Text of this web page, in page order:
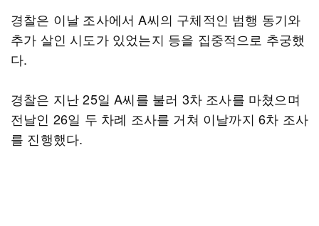
경찰은 이날 조사에서 A씨의 구체적인 범행 동기와
추가 살인 시도가 있었는지 등을 집중적으로 추궁했
다.
경찰은 지난 25일 A씨를 불러 3차 조사를 마쳤으며
전날인 26일 두 차례 조사를 거쳐 이날까지 6차 조사
를 진행했다.